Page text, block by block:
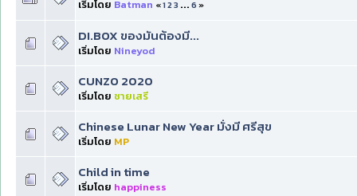
เริ่มโดย Batman «123 ...6»
DI.BOX ของมันต้องมี...
เริ่มโดย Nineyod
CUNZO 2020
เริ่มโดย ชายเสรี
Chinese Lunar New Year มั่งมี ศรีสุข
เริ่มโดย MP
Child in time
เริ่มโดย happiness